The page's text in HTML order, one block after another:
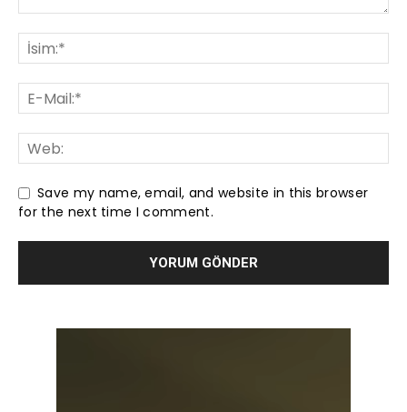
Save my name, email, and website in this browser
for the next time I comment.